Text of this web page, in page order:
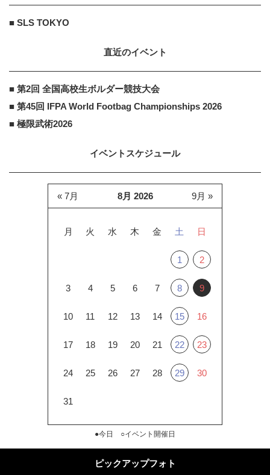
■ SLS TOKYO
直近のイベント
■ 第2回 全国高校生ボルダー競技大会
■ 第45回 IFPA World Footbag Championships 2026
■ 極限武術2026
イベントスケジュール
8月 2026
月 火 水 木 金 土 日
1 2
3 4 5 6 7 8 9
10 11 12 13 14 15 16
17 18 19 20 21 22 23
24 25 26 27 28 29 30
31
« 7月 9月 »
●今日 ○イベント開催日
ピックアップフォト